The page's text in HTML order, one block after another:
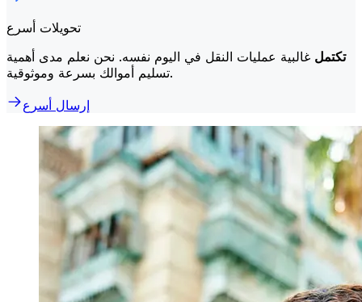
تحويلات أسرع
تكتمل غالبية عمليات النقل في اليوم نفسه. نحن نعلم مدى أهمية
تسليم أموالك بسرعة وموثوقية.
إرسال أسرع